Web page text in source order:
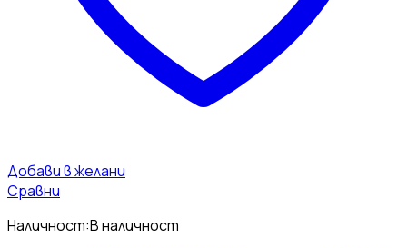
Добави в желани
Сравни
Наличност:В наличност